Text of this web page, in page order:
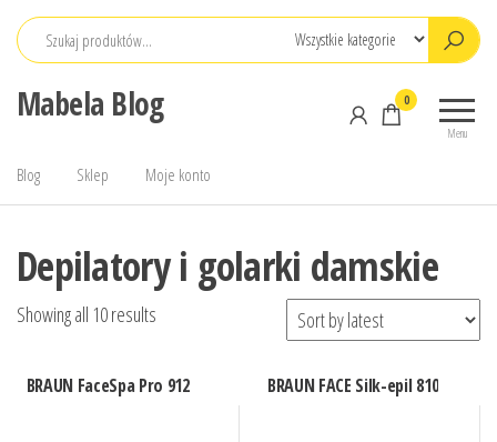
Przejdź
Mabela Blog
Menu
0
Blog Sklep Moje konto
Depilatory i golarki damskie
Showing all 10 results
BRAUN FaceSpa Pro 912 BRAUN FACE Silk-epil 810